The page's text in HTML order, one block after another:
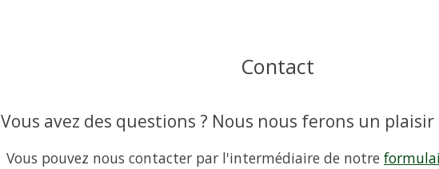
Contact
Vous avez des questions ? Nous nous ferons un plaisir
Vous pouvez nous contacter par l'intermédiaire de notre